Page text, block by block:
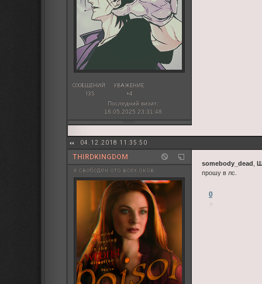
СООБЩЕНИЙ:
135
УВАЖЕНИЕ:
+4
Последний визит:
18.05.2025 23:31:48
04.12.2018 11:35:50
THIRDKINGDOM
я свободен ото всех оков
somebody_dead
прошу в лс.
0